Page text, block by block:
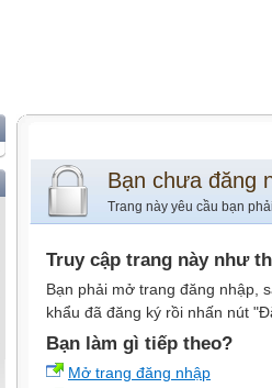
Bạn chưa đăng
Trang này yêu cầu bạn
Truy cập trang này như
Bạn phải mở trang đăng nhập,
khẩu đã đăng ký rồi nhấn nút
Bạn làm gì tiếp theo?
Mở trang đăng nhập